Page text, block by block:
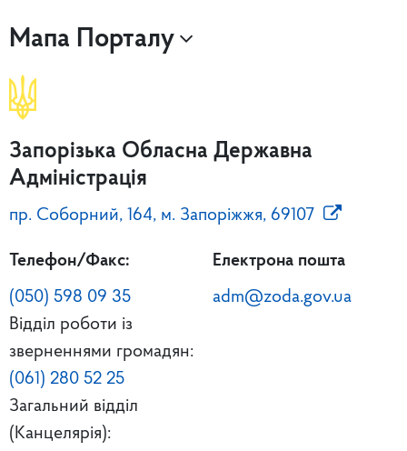
Мапа Порталу
Запорізька Обласна Державна
Адміністрація
пр. Соборний, 164, м. Запоріжжя, 69107
Телефон/Факс:
(050) 598 09 35
Відділ роботи із
зверненнями громадян:
(061) 280 52 25
Загальний відділ
(Канцелярія):
Електрона пошта
adm@zoda.gov.ua